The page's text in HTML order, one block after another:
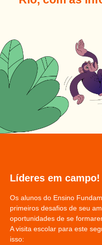
Líderes em campo!
Os alunos do Ensino
primeiros desafios de seu
oportunidades de se
A visita escolar para este
isso: